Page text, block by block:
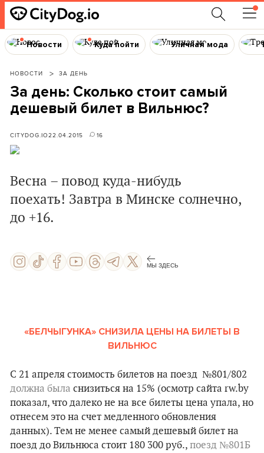
Новости Куда пойти Уличная мода
НОВОСТИ ЗА ДЕНЬ
За день: Сколько стоит самый
дешевый билет в Вильнюс?
CITYDOG.IO22.04.2015 16
Весна – повод куда-нибудь
поехать! Завтра в Минске солнечно,
до +16.
МЫ ЗДЕСЬ
«БЕЛЧЫГУНКА» CНИЗИЛА ЦЕНЫ НА БИЛЕТЫ В
ВИЛЬНЮС
С 21 апреля стоимость билетов на поезд №801/802
должна была снизиться на 15% (осмотр сайта rw.by
показал, что далеко не на все билеты цена упала, но
отнесем это на счет медленного обновления
данных). Тем не менее самый дешевый билет на
поезд до Вильнюса стоит 180 300 руб., поезд №801Б